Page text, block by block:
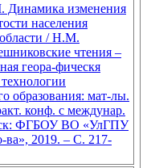
Динамика изменения
населения
/ Н.М.
чтения –
геора-фическя
образования: мат-лы.
конф. с междунар.
ФГБОУ ВО «УлГПУ
2019. – С. 217-